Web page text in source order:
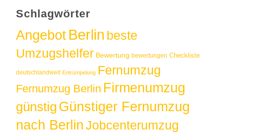
Schlagwörter
AngebotBerlin beste
Umzugshelfer Bewertung bewertungen Checkliste
deutschlandweit Entrümpelung Fernumzug
Fernumzug Berlin Firmenumzug
günstig Günstiger Fernumzug
nach BerlinJobcenterumzug